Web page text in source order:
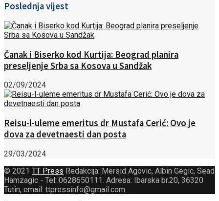
Poslednja vijest
Čanak i Biserko kod Kurtija: Beograd planira
preseljenje Srba sa Kosova u Sandžak
02/09/2024
Reisu-l-uleme emeritus dr Mustafa Cerić: Ovo je
dova za devetnaesti dan posta
29/03/2024
© 2021 TT Press Redakcija: Mersid Agovic, Albin Gegic, Sead
Hamzagic - Tel: 0628650111. Adresa: Ibarska br.20, 36320
Tutin, email: ttpressinfo@gmail.com.